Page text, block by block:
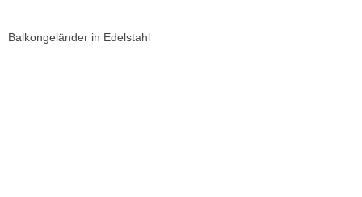
Balkongeländer in Edelstahl